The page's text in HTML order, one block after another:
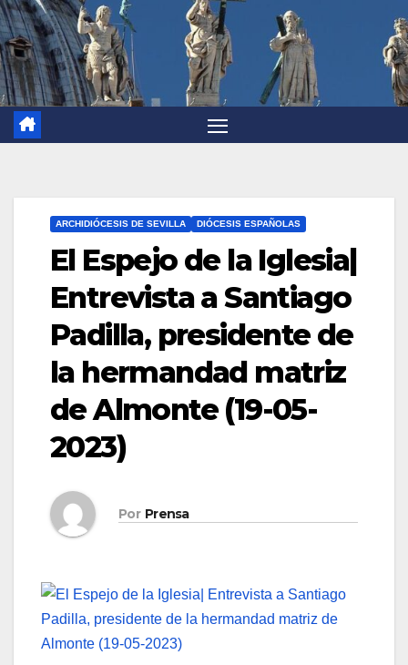
ARCHIDIÓCESIS DE SEVILLA DIÓCESIS ESPAÑOLAS
El Espejo de la Iglesia|
Entrevista a Santiago
Padilla, presidente de
la hermandad matriz
de Almonte (19-05-
2023)
Por Prensa